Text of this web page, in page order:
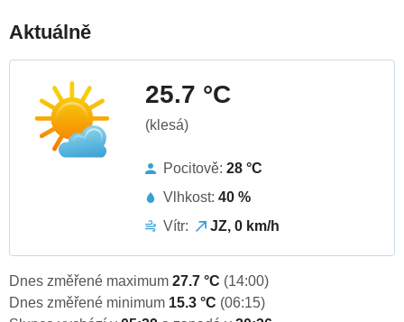
Aktuálně
25.7 °C
(klesá)
Pocitově: 28 °C
Vlhkost: 40 %
Vítr:
JZ, 0 km/h
Dnes změřené maximum 27.7 °C (14:00)
Dnes změřené minimum 15.3 °C (06:15)